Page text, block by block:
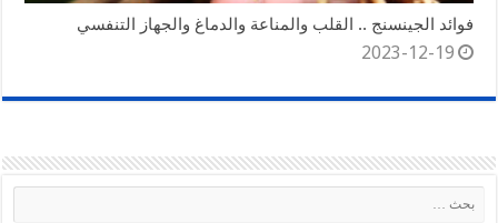
فوائد الجينسنج .. القلب والمناعة والدماغ والجهاز التنفسي
2023-12-19